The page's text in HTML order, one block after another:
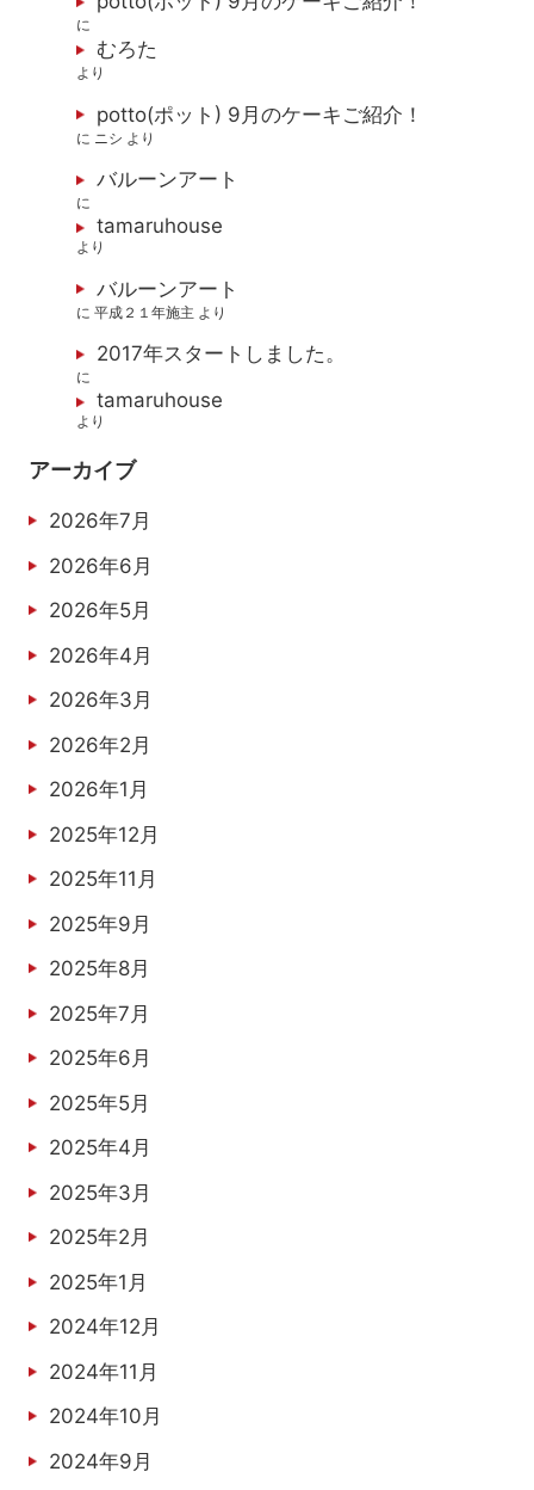
に
むろた
より
potto(ポット) 9月のケーキご紹介！
に ニシ より
バルーンアート
に
tamaruhouse
より
バルーンアート
に平成２１年施主 より
2017年スタートしました。
に
tamaruhouse
より
アーカイブ
2026年7月
2026年6月
2026年5月
2026年4月
2026年3月
2026年2月
2026年1月
2025年12月
2025年11月
2025年9月
2025年8月
2025年7月
2025年6月
2025年5月
2025年4月
2025年3月
2025年2月
2025年1月
2024年12月
2024年11月
2024年10月
2024年9月